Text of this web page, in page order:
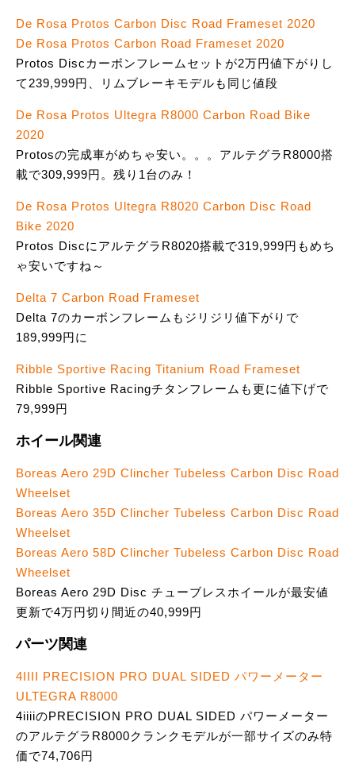
De Rosa Protos Carbon Disc Road Frameset 2020
De Rosa Protos Carbon Road Frameset 2020
Protos Discカーボンフレームセットが2万円値下がりし
て239,999円、リムブレーキモデルも同じ値段
De Rosa Protos Ultegra R8000 Carbon Road Bike
2020
Protosの完成車がめちゃ安い。。。アルテグラR8000搭
載で309,999円。残り1台のみ！
De Rosa Protos Ultegra R8020 Carbon Disc Road
Bike 2020
Protos DiscにアルテグラR8020搭載で319,999円もめち
ゃ安いですね～
Delta 7 Carbon Road Frameset
Delta 7のカーボンフレームもジリジリ値下がりで
189,999円に
Ribble Sportive Racing Titanium Road Frameset
Ribble Sportive Racingチタンフレームも更に値下げで
79,999円
ホイール関連
Boreas Aero 29D Clincher Tubeless Carbon Disc Road
Wheelset
Boreas Aero 35D Clincher Tubeless Carbon Disc Road
Wheelset
Boreas Aero 58D Clincher Tubeless Carbon Disc Road
Wheelset
Boreas Aero 29D Disc チューブレスホイールが最安値
更新で4万円切り間近の40,999円
パーツ関連
4IIII PRECISION PRO DUAL SIDED パワーメーター
ULTEGRA R8000
4iiiiのPRECISION PRO DUAL SIDED パワーメーター
のアルテグラR8000クランクモデルが一部サイズのみ特
価で74,706円